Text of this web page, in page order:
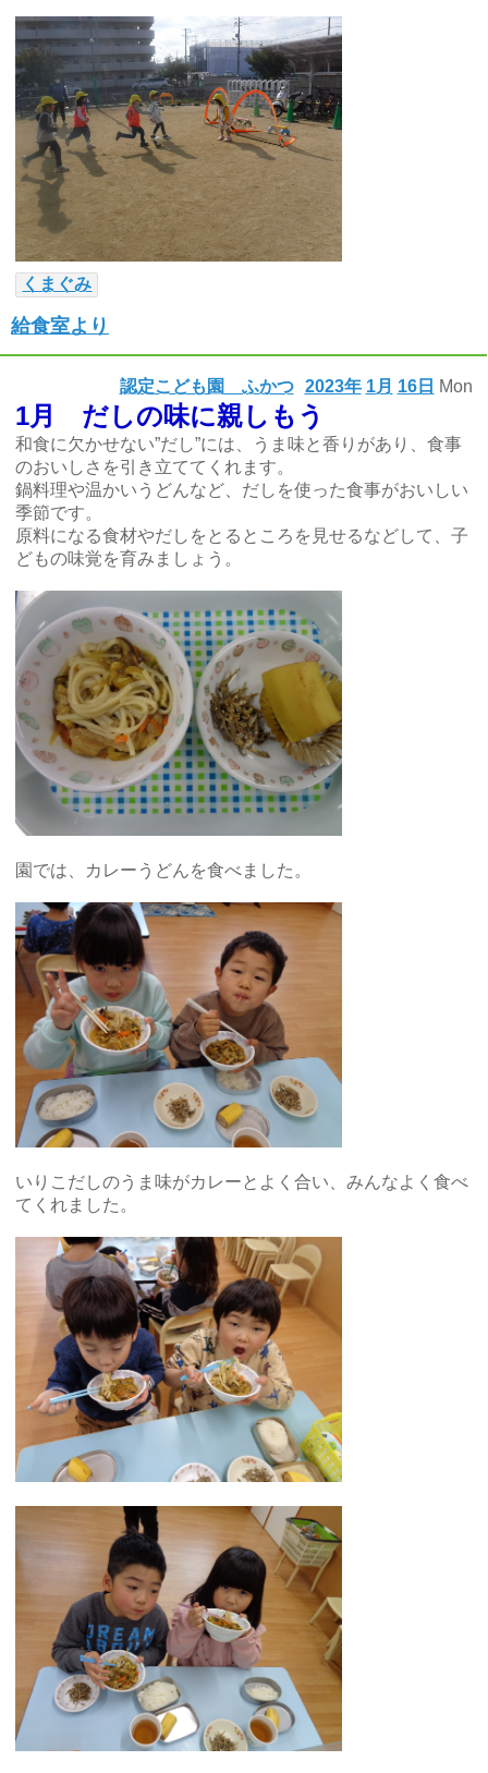
くまぐみ
給食室より
2023年 1月 16日 Mon
認定こども園 ふかつ
1月 だしの味に親しもう
和食に欠かせない”だし”には、うま味と香りがあり、食事
のおいしさを引き立ててくれます。
鍋料理や温かいうどんなど、だしを使った食事がおいしい
季節です。
原料になる食材やだしをとるところを見せるなどして、子
どもの味覚を育みましょう。
園では、カレーうどんを食べました。
いりこだしのうま味がカレーとよく合い、みんなよく食べ
てくれました。